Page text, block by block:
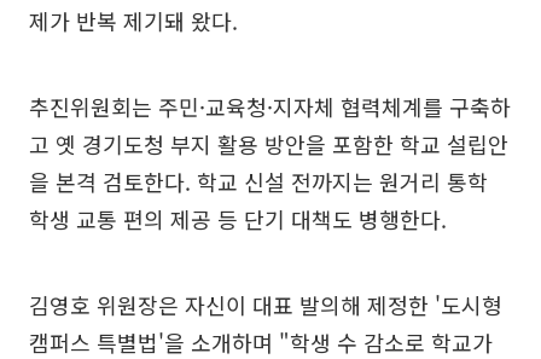
제가 반복 제기돼 왔다.
추진위원회는 주민·교육청·지자체 협력체계를 구축하
고 옛 경기도청 부지 활용 방안을 포함한 학교 설립안
을 본격 검토한다. 학교 신설 전까지는 원거리 통학
학생 교통 편의 제공 등 단기 대책도 병행한다.
김영호 위원장은 자신이 대표 발의해 제정한 '도시형
캠퍼스 특별법'을 소개하며 "학생 수 감소로 학교가